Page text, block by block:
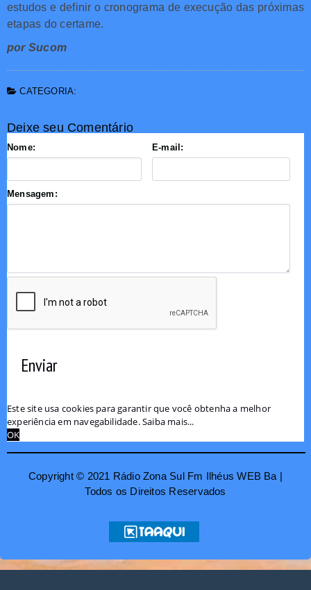
estudos e definir o cronograma de execução das próximas
etapas do certame.
por Sucom
CATEGORIA:
Deixe seu Comentário
Nome: E-mail:
Mensagem:
Enviar
Este site usa cookies para garantir que você obtenha a melhor
experiência em navegabilidade.Saiba mais...
OK
Copyright © 2021 Rádio Zona Sul Fm Ilhéus WEB Ba |
Todos os Direitos Reservados